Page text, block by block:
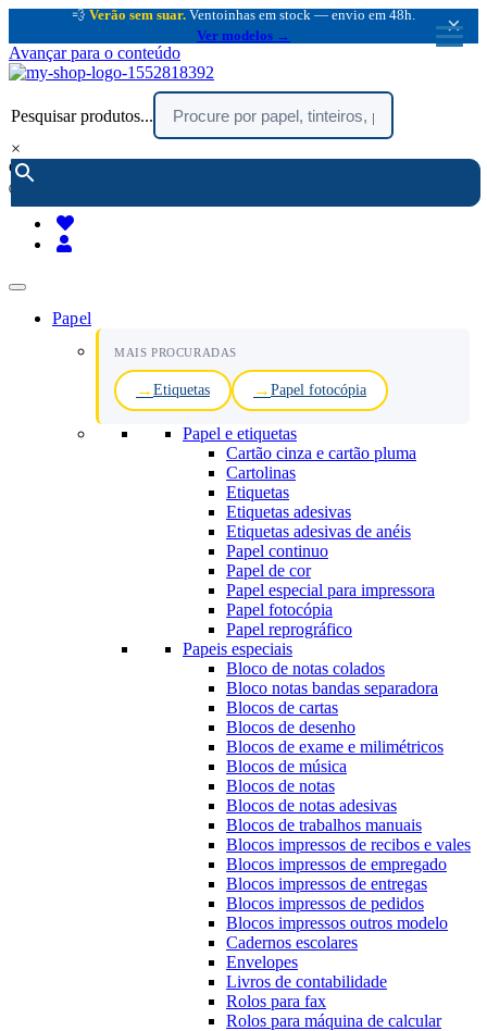
💨 Verão sem suar. Ventoinhas em stock — envio em 48h.
Ver modelos →
×
Avançar para o conteúdo
Pesquisar produtos...
×
encomendar por telefone :
(chamada rede fixa nacional)
Papel
MAIS PROCURADAS
Etiquetas Papel fotocópia
Papel e etiquetas
Cartão cinza e cartão pluma
Cartolinas
Etiquetas
Etiquetas adesivas
Etiquetas adesivas de anéis
Papel continuo
Papel de cor
Papel especial para impressora
Papel fotocópia
Papel reprográfico
Papeis especiais
Bloco de notas colados
Bloco notas bandas separadora
Blocos de cartas
Blocos de desenho
Blocos de exame e milimétricos
Blocos de música
Blocos de notas
Blocos de notas adesivas
Blocos de trabalhos manuais
Blocos impressos de recibos e vales
Blocos impressos de empregado
Blocos impressos de entregas
Blocos impressos de pedidos
Blocos impressos outros modelo
Cadernos escolares
Envelopes
Livros de contabilidade
Rolos para fax
Rolos para máquina de calcular